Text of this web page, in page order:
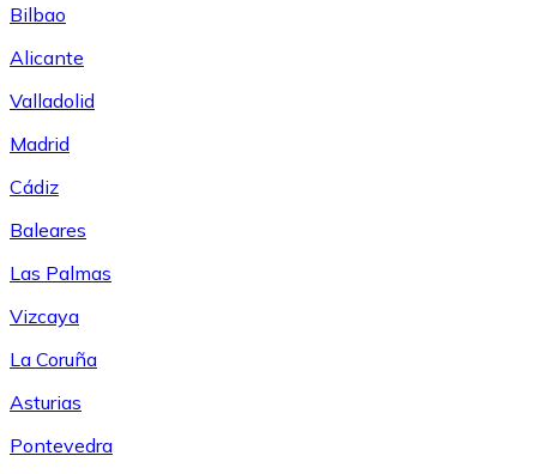
Bilbao
Alicante
Valladolid
Madrid
Cádiz
Baleares
Las Palmas
Vizcaya
La Coruña
Asturias
Pontevedra